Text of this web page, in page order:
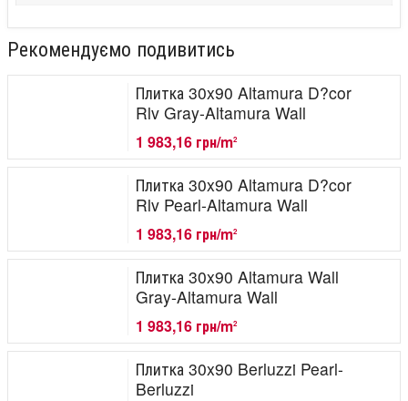
Рекомендуємо подивитись
Плитка 30x90 Altamura D?cor
Rlv Gray-Altamura Wall
1 983,16 грн/m2
Плитка 30x90 Altamura D?cor
Rlv Pearl-Altamura Wall
1 983,16 грн/m2
Плитка 30x90 Altamura Wall
Gray-Altamura Wall
1 983,16 грн/m2
Плитка 30x90 Berluzzi Pearl-
Berluzzi